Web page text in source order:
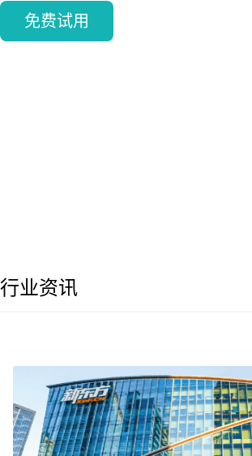
免费试用
行业资讯